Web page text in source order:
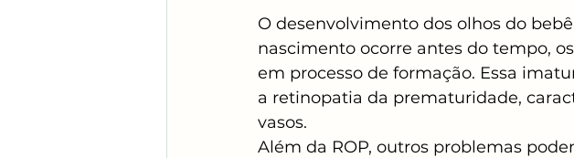
O desenvolvimento dos olhos do
nascimento ocorre antes do tempo,
em processo de formação. Essa
a retinopatia da prematuridade,
vasos.
Além da ROP, outros problemas